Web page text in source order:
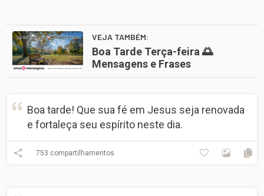
VEJA TAMBÉM:
Boa Tarde Terça-feira 🌅
Mensagens e Frases
Boa tarde! Que sua fé em Jesus seja renovada
e fortaleça seu espírito neste dia.
753 compartilhamentos